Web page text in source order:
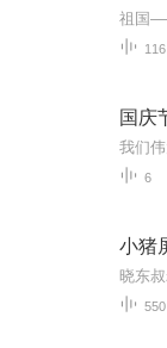
116
国庆
6
550